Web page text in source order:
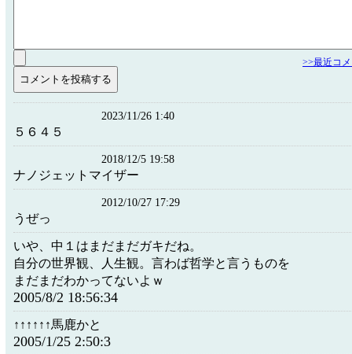
>>最近コ
2023/11/26 1:40
５６４５
2018/12/5 19:58
ナノジェットマイザー
2012/10/27 17:29
うぜっ
いや、中１はまだまだガキだね。
自分の世界観、人生観。言わば哲学と言うものを
まだまだわかってないよｗ
2005/8/2 18:56:34
↑↑↑↑↑↑馬鹿かと
2005/1/25 2:50:3